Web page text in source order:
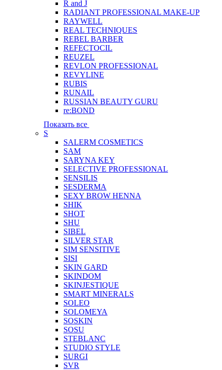
R and J
RADIANT PROFESSIONAL MAKE-UP
RAYWELL
REAL TECHNIQUES
REBEL BARBER
REFECTOCIL
REUZEL
REVLON PROFESSIONAL
REVYLINE
RUBIS
RUNAIL
RUSSIAN BEAUTY GURU
re:BOND
Показать все
S
SALERM COSMETICS
SAM
SARYNA KEY
SELECTIVE PROFESSIONAL
SENSILIS
SESDERMA
SEXY BROW HENNA
SHIK
SHOT
SHU
SIBEL
SILVER STAR
SIM SENSITIVE
SISI
SKIN GARD
SKINDOM
SKINJESTIQUE
SMART MINERALS
SOLEO
SOLOMEYA
SOSKIN
SOSU
STEBLANC
STUDIO STYLE
SURGI
SVR